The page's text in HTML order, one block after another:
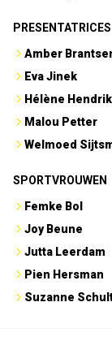
PRESENTATRICES
Amber
Eva Jinek
Hélène
Malou Petter
Welmoed
SPORTVROUWEN
Femke Bol
Joy Beune
Jutta Leerdam
Pien Hersman
Suzanne